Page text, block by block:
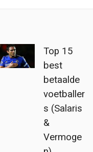
Top 15
best
betaalde
voetballer
s (Salaris
&
Vermoge